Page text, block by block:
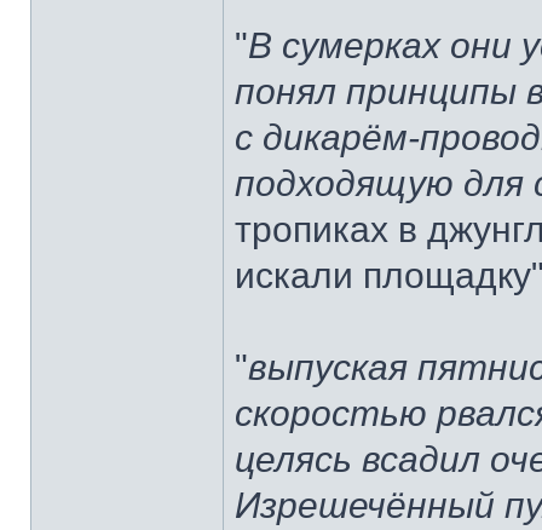
"В сумерках они
понял принципы
с дикарём-
подходящую для
тропиках в
искали
"выпуская
скоростью
целясь всадил
Изрешечённый